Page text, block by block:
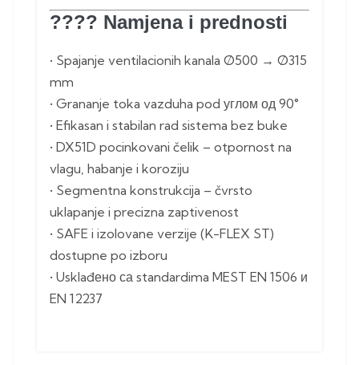
????️ Namjena i prednosti
• Spajanje ventilacionih kanala Ø500 → Ø315
mm
• Grananje toka vazduha pod углом од 90°
• Efikasan i stabilan rad sistema bez buke
• DX51D pocinkovani čelik – otpornost na
vlagu, habanje i koroziju
• Segmentna konstrukcija – čvrsto
uklapanje i precizna zaptivenost
• SAFE i izolovane verzije (K-FLEX ST)
dostupne po izboru
• Usklađено са standardima MEST EN 1506 и
EN 12237